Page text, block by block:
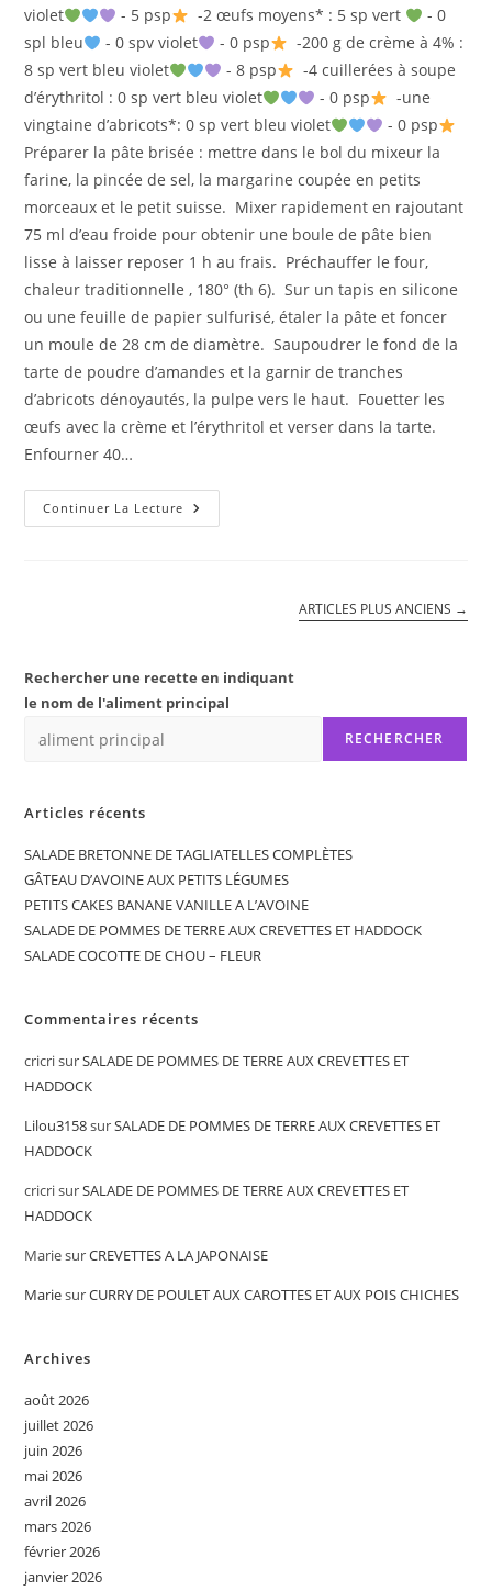
violet
- 5 psp -2 œufs moyens* : 5 sp vert
- 0
spl bleu
- 0 spv violet - 0 psp
-200 g de crème à 4% :
8 sp vert bleu violet
- 8 psp
-4 cuillerées à soupe
d’érythritol : 0 sp vert bleu violet
- 0 psp
-une
vingtaine d’abricots*: 0 sp vert bleu violet
- 0 psp
Préparer la pâte brisée : mettre dans le bol du mixeur la
farine, la pincée de sel, la margarine coupée en petits
morceaux et le petit suisse. Mixer rapidement en rajoutant
75 ml d’eau froide pour obtenir une boule de pâte bien
lisse à laisser reposer 1 h au frais. Préchauffer le four,
chaleur traditionnelle , 180° (th 6). Sur un tapis en silicone
ou une feuille de papier sulfurisé, étaler la pâte et foncer
un moule de 28 cm de diamètre. Saupoudrer le fond de la
tarte de poudre d’amandes et la garnir de tranches
d’abricots dénoyautés, la pulpe vers le haut. Fouetter les
œufs avec la crème et l’érythritol et verser dans la tarte.
Enfourner 40…
Continuer La Lecture TARTE
AUX
ARTICLES PLUS ANCIENS →
Rechercher une recette en indiquant
le nom de l'aliment principal
RECHERCHER
Articles récents
SALADE BRETONNE DE TAGLIATELLES COMPLÈTES
GÂTEAU D’AVOINE AUX PETITS LÉGUMES
PETITS CAKES BANANE VANILLE A L’AVOINE
SALADE DE POMMES DE TERRE AUX CREVETTES ET HADDOCK
SALADE COCOTTE DE CHOU – FLEUR
Commentaires récents
cricrisurSALADE DE POMMES DE TERRE AUX CREVETTES ET
HADDOCK
Lilou3158surSALADE DE POMMES DE TERRE AUX CREVETTES ET
HADDOCK
cricrisurSALADE DE POMMES DE TERRE AUX CREVETTES ET
HADDOCK
MariesurCREVETTES A LA JAPONAISE
MariesurCURRY DE POULET AUX CAROTTES ET AUX POIS CHICHES
Archives
août 2026
juillet 2026
juin 2026
mai 2026
avril 2026
mars 2026
février 2026
janvier 2026